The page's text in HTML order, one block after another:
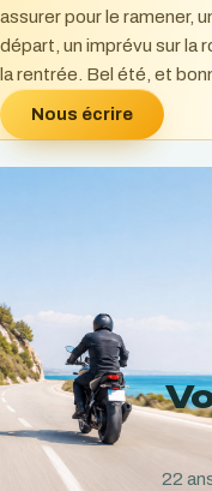
assurer pour le ramener,
départ, un imprévu sur la
la rentrée. Bel été, et
Nous écrire
22